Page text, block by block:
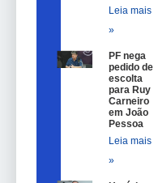
Leia mais
»
PF nega
pedido de
escolta
para Ruy
Carneiro
em João
Pessoa
Leia mais
»